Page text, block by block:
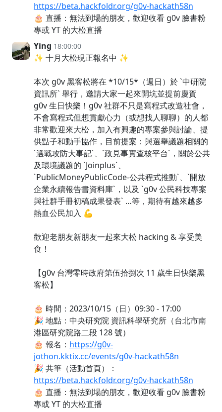
https://beta.hackfoldr.org/g0v-hackath58n
🎂 直播：無法到場的朋友，歡迎收看 g0v 臉書粉
專或 YT 的大松直播
Ying 18:00:00
✨ 十月大松現正報名中 ✨
本次 g0v 黑客松將在 *10/15*（週日）於 `中研院
資訊所` 舉行，邀請大家一起來開坑並提前慶賀
g0v 生日快樂！g0v 社群不只是寫程式改造社會，
不會寫程式但想貢獻心力（或想找人聊聊）的人都
非常歡迎來大松，加入有興趣的專案參與討論、提
供點子和動手協作，目前提案：與選舉議題相關的
`選戰攻防大事記`、`政見事實查核平台`，關於公共
及環境議題的 `Joinplus`、
`PublicMoneyPublicCode-公共程式推動`、`開放
企業永續報告書資料庫`，以及 `g0v 公民科技專案
與社群手冊初稿成果發表` …等，期待有越來越多
熱血公民加入 💪
歡迎老朋友新朋友一起來大松 hacking & 享受美
食！
【g0v 台灣零時政府第伍拾捌次 11 歲生日快樂黑
客松】
🎂 時間：2023/10/15（日）09:30 - 17:00
🎉 地點：中央研究院 資訊科學研究所（台北市南
港區研究院路二段 128 號）
🎂 報名： https://g0v-
jothon.kktix.cc/events/g0v-hackath58n
🎉 共筆（活動首頁）：
https://beta.hackfoldr.org/g0v-hackath58n
🎂 直播：無法到場的朋友，歡迎收看 g0v 臉書粉
專或 YT 的大松直播